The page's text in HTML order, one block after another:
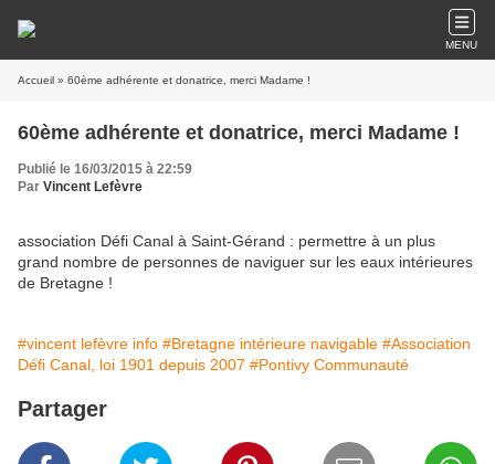
MENU
Accueil » 60ème adhérente et donatrice, merci Madame !
60ème adhérente et donatrice, merci Madame !
Publié le 16/03/2015 à 22:59
Par Vincent Lefèvre
association Défi Canal à Saint-Gérand : permettre à un plus
grand nombre de personnes de naviguer sur les eaux intérieures
de Bretagne !
#vincent lefèvre info #Bretagne intérieure navigable #Association
Défi Canal, loi 1901 depuis 2007 #Pontivy Communauté
Partager